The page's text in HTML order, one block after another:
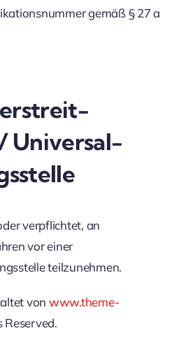
gemäß § 27 a
Universal­
verpflichtet, an
vor einer
teilzunehmen.
von www.theme-
Reserved.